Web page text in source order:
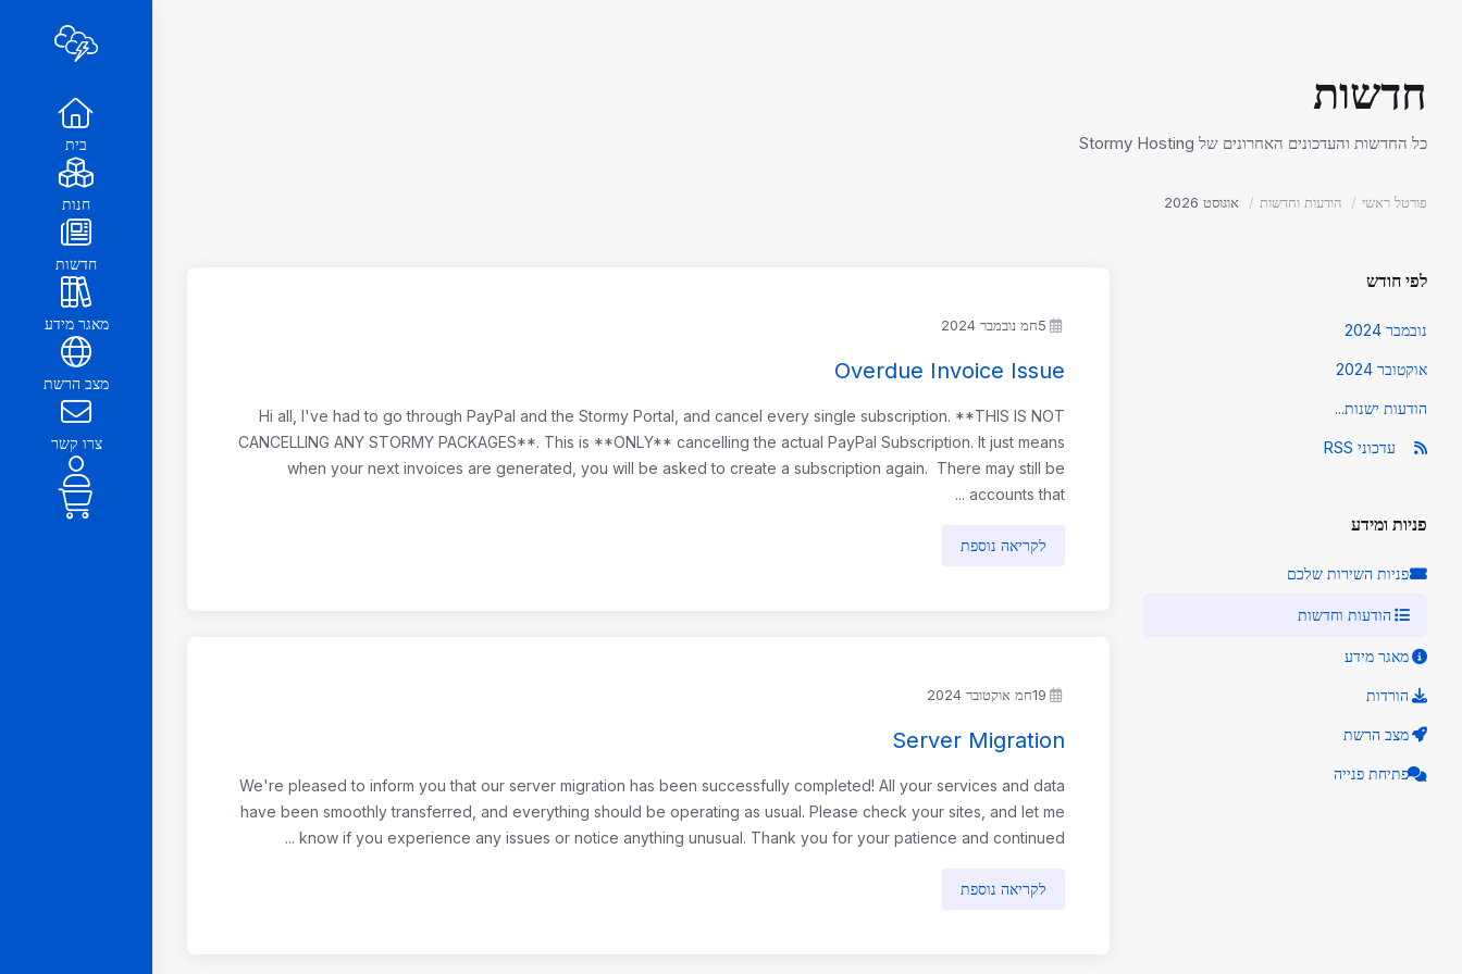
בית
חנות
חדשות
מאגר מידע
מצב הרשת
צרו קשר
חדשות
כל החדשות והעדכונים האחרונים של Stormy Hosting
פורטל ראשי הודעות וחדשות אוגוסט 2026
לפי חודש
נובמבר 2024
אוקטובר 2024
הודעות ישנות...
עדכוני RSS
פניות ומידע
פניות השירות שלכם
הודעות וחדשות
מאגר מידע
הורדות
מצב הרשת
פתיחת פנייה
5חמ נובמבר 2024
Overdue Invoice Issue
Hi all, I've had to go through PayPal and the Stormy Portal, and cancel every single subscription. **THIS IS NOT
CANCELLING ANY STORMY PACKAGES**. This is **ONLY** cancelling the actual PayPal Subscription. It just means
when your next invoices are generated, you will be asked to create a subscription again. There may still be
accounts that ...
לקריאה נוספת
19חמ אוקטובר 2024
Server Migration
We're pleased to inform you that our server migration has been successfully completed! All your services and data
have been smoothly transferred, and everything should be operating as usual. Please check your sites, and let me
know if you experience any issues or notice anything unusual. Thank you for your patience and continued ...
לקריאה נוספת